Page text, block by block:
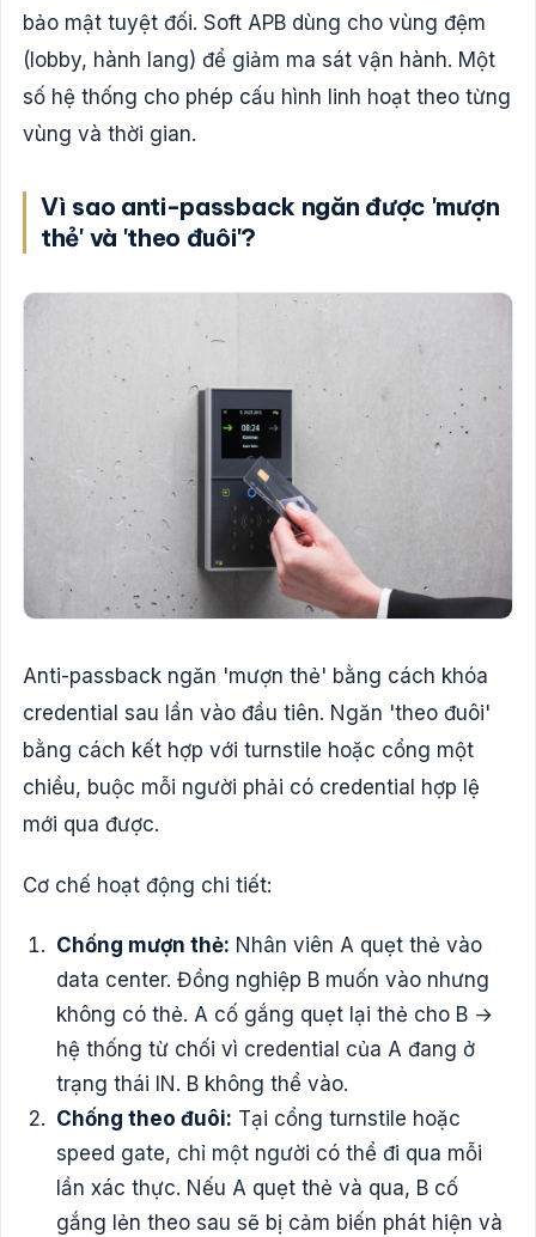
bảo mật tuyệt đối. Soft APB dùng cho vùng đệm
(lobby, hành lang) để giảm ma sát vận hành. Một
số hệ thống cho phép cấu hình linh hoạt theo từng
vùng và thời gian.
Vì sao anti-passback ngăn được 'mượn
thẻ' và 'theo đuôi'?
Anti-passback ngăn 'mượn thẻ' bằng cách khóa
credential sau lần vào đầu tiên. Ngăn 'theo đuôi'
bằng cách kết hợp với turnstile hoặc cổng một
chiều, buộc mỗi người phải có credential hợp lệ
mới qua được.
Cơ chế hoạt động chi tiết:
Chống mượn thẻ: Nhân viên A quẹt thẻ vào
data center. Đồng nghiệp B muốn vào nhưng
không có thẻ. A cố gắng quẹt lại thẻ cho B →
hệ thống từ chối vì credential của A đang ở
trạng thái IN. B không thể vào.
Chống theo đuôi: Tại cổng turnstile hoặc
speed gate, chỉ một người có thể đi qua mỗi
lần xác thực. Nếu A quẹt thẻ và qua, B cố
gắng lẻn theo sau sẽ bị cảm biến phát hiện và